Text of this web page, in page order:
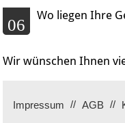
06
Wo liegen Ihre
Wir wünschen Ihnen
Impressum AGB